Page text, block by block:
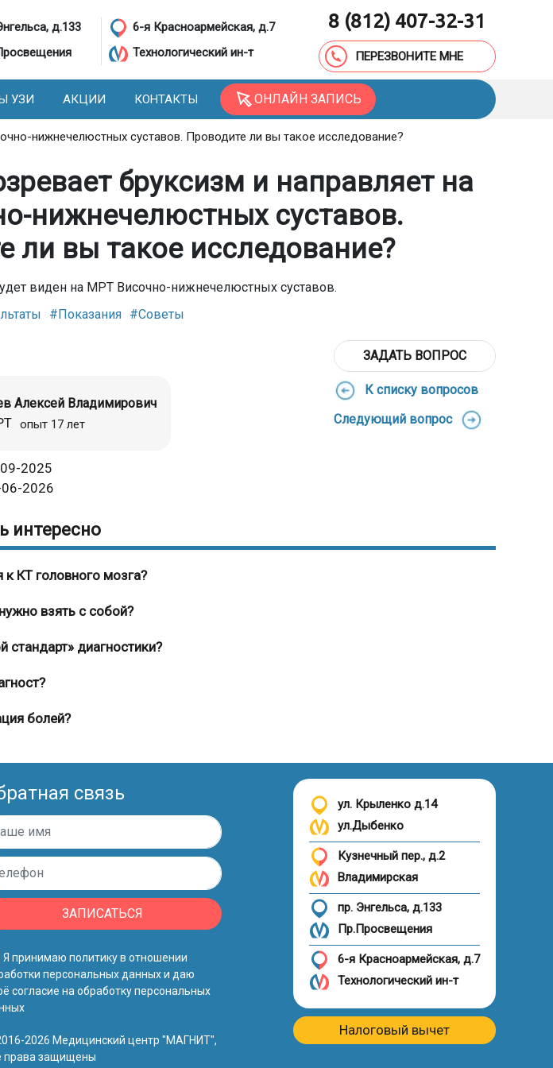
д.133
6-я Красноармейская, д.7
Технологический ин-т
8 (812) 407-32-31
ПЕРЕЗВОНИТЕ МНЕ
УЗИ АКЦИИ КОНТАКТЫ ОНЛАЙН ЗАПИСЬ
нижнечелюстных суставов. Проводите ли вы такое исследование?
бруксизм и направляет на
нижнечелюстных суставов.
ли вы такое исследование?
виден на МРТ Височно-нижнечелюстных суставов.
#Показания #Советы
Алексей Владимирович
опыт 17 лет
2025
2026
ЗАДАТЬ ВОПРОС
К списку вопросов
Следующий вопрос
интересно
к КТ головного мозга?
взять с собой?
стандарт» диагностики?
болей?
связь
ЗАПИСАТЬСЯ
Я принимаюполитику в отношении
персональных данныхи даю
согласие на обработку персональных
2026 Медицинский центр "МАГНИТ",
права защищены
ул. Крыленко д.14
ул.Дыбенко
Кузнечный пер., д.2
Владимирская
пр. Энгельса, д.133
Пр.Просвещения
6-я Красноармейская, д.7
Технологический ин-т
Налоговый вычет